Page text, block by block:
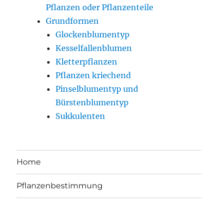
Pflanzen oder Pflanzenteile
Grundformen
Glockenblumentyp
Kesselfallenblumen
Kletterpflanzen
Pflanzen kriechend
Pinselblumentyp und
Bürstenblumentyp
Sukkulenten
Home
Pflanzenbestimmung